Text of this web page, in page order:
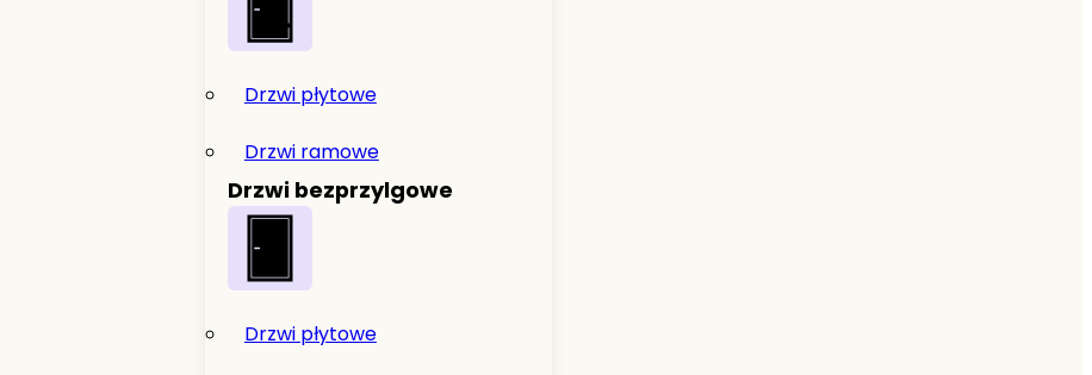
Drzwi płytowe
Drzwi ramowe
Drzwi bezprzylgowe
Drzwi płytowe